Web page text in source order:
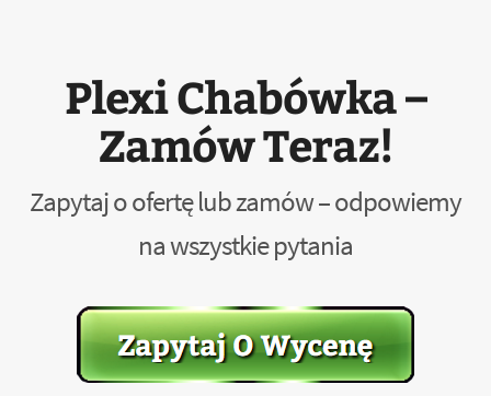
Plexi Chabówka –
Zamów Teraz!
Zapytaj o ofertę lub zamów – odpowiemy
na wszystkie pytania